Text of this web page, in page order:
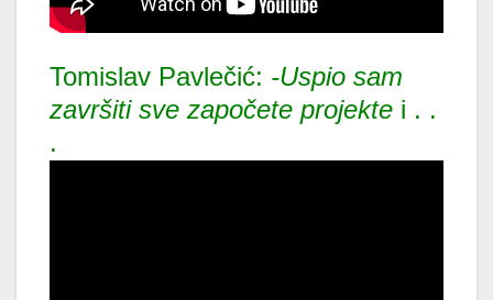
Tomislav Pavlečić: -Uspio sam
završiti sve započete projekte i . .
.